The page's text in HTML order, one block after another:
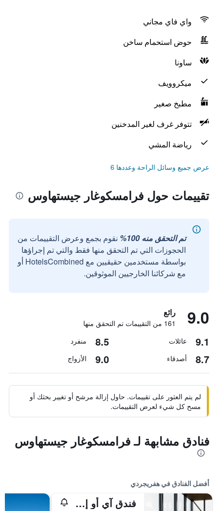
واي فاي مجاني
حوض استحمام ساخن
ساونا
ميكروويف
مطبخ صغير
تتوفر غرف لغير المدخنين
رياضة المشي
عرض جميع وسائل الراحة وعددها 6
تقييمات حول فرامسكوغار جيستهاوس
تم التحقق منه 100%
نقوم بجمع وعرض التقييمات من
الحجوزات التي تم التحقق منها فقط والتي تم إجراؤها
بواسطة مستخدمين حقيقيين مع HotelsCombined أو
مع شركائنا الخارجيين الموثوقين.
9.0 رائع
161 من التقييمات تم التحقق منها
9.1 عائلات 8.5 منفرد
8.7 أصدقاء 9.0 الأزواج
لم يتم العثور على تقييمات. حاول إزالة مرشح أو تغيير بحثك أو
مسح كل شيء لعرض التقييمات.
فنادق مشابهة لـ فرامسكوغار جيستهاوس
أفضل الفنادق في هفريجردي
فندق آي أو إن أدفينتشر، نيشيافيلير، أحد أعضاء فنادق ديزاين هوتلز